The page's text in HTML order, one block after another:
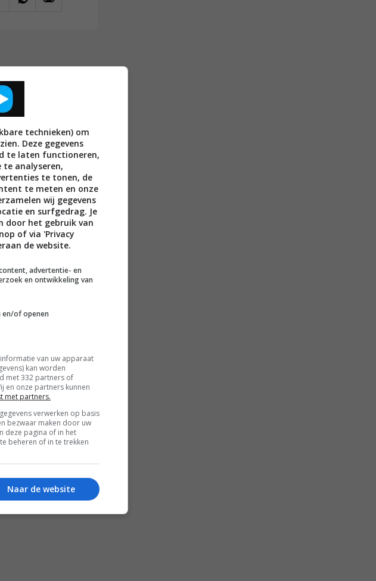
2010. Zie
vanaf 3 mei,
vanaf juni
Japan VT2)
technieken) om
Deze gegevens
te laten functioneren,
te analyseren,
te tonen, de
te meten en onze
wij gegevens
en surfgedrag. Je
door het gebruik van
of via 'Privacy
de website.
advertentie- en
en ontwikkeling van
en/of openen
van uw apparaat
kan worden
met 332 partners of
en onze partners kunnen
met partners.
verwerken op basis
bezwaar maken door uw
deze pagina of in het
beheren of in te trekken
Naar de website